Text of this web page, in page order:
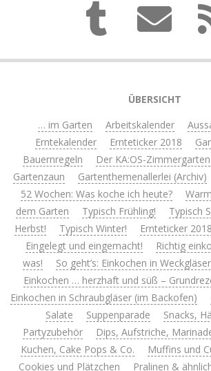
ÜBERSICHT
… im Garten
Arbeitskalender
Erntekalender
Ernteticker 2018
Bauernregeln
Der KA:OS-Zimmergarten
Gartenzaun
Gartenthemenallerlei (Archiv)
52 Wochen: Was koche ich heute?
dem Garten
Typisch Frühling! Typisch
Herbst!
Typisch Winter! Ernteticker 2018
Eingelegt und eingemacht!
Richtig
was!
So geht’s: Einkochen in
Einkochen … herzhaft und süß –
Einkochen in Schraubgläser (im Backofen)
Salate
Suppenparade
Snacks,
Partyzubehör
Dips, Aufstriche,
Kuchen, Cake Pops & Co.
Muffins und
Cookies und Plätzchen
Pralinen &